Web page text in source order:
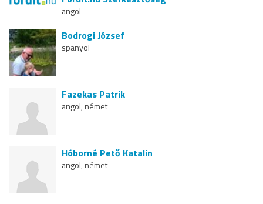
angol
Bodrogi József
spanyol
Fazekas Patrik
angol, német
Hóborné Pető Katalin
angol, német